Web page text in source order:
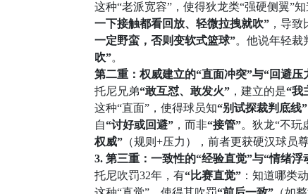
这种“老派宽容”，使得狄龙类“强硬侧翼”知
一下接触都看回放、轻微拉拽就吹” ，导
一定野蛮，否则变软式篮球”。他说年轻裁
吹”。
第二重：权威建立的“直面冲突”与“回避压
托尼兄弟“敢互怼、敢发火” ，建立的是“我
这种“直面”，使得球员知“别试探裁判底线”
自“讨好或回避” ，而非“接管”。狄龙“不玩
权威” （规则+压力），前者更获硬汉球员尊
3. 第三重：一致性的“经验直觉”与“情绪浮
托尼吹罚32年，有“比赛直觉” ：知道哪类